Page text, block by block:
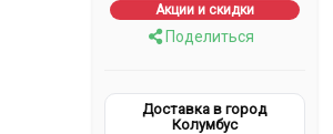
Акции и скидки
Поделиться
Доставка в город
Колумбус